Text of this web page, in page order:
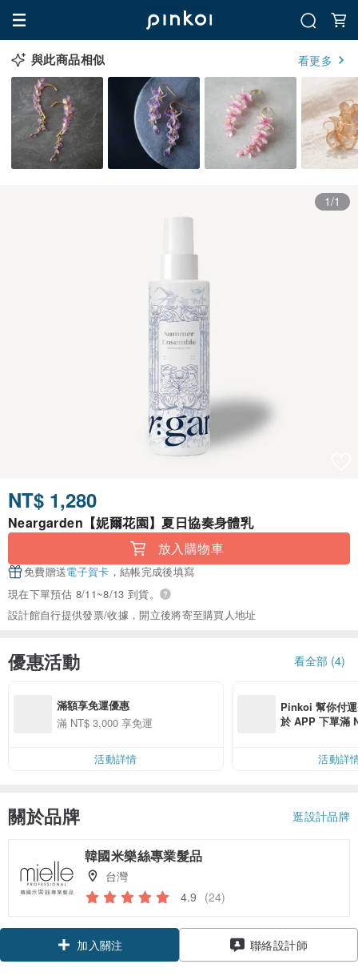
與此商品相似 看更多
1/1
NT$ 1,280
Neargarden【妮爾花園】夏日協奏身體乳
放入購物車
免費贈送電子賀卡 ，結帳完成後填寫
現在下單預估 8/11~8/13 到貨。
設計館自行提供發票/收據，開立後將寄至購買人地址
優惠活動 看全部 (4)
滿額享免運優惠
滿 NT$ 3,000 享免運
活動詳情
Pinkoi 幫你付
於 APP 下單滿
活動詳
關於品牌 逛設計品牌
韓國米樂絲專業髮品
台灣
4.9 (24)
加入關注 聯絡設計師